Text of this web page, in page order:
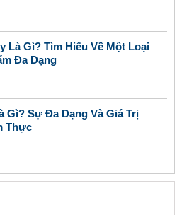
Là Gì? Tìm Hiểu Về Một Loại
Đa Dạng
Gì? Sự Đa Dạng Và Giá Trị
Thực